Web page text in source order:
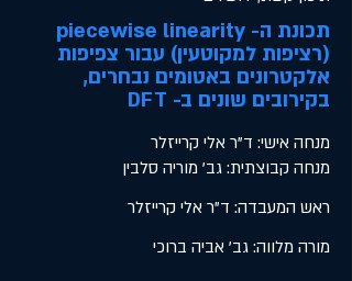
תכונת ה- piecewise linearity
(רציפות למקוטעין) עבור צפיפות
אלקטרונים באטומים נבחרים,
בקירובים שונים ב- DFT
מנחה אישי: ד"ר אלי קרייזלר
מנחה קבוצתית: גב' מוריה סלבין
ראש המעבדה: ד"ר אלי קרייזלר
מורה מלווה: גב' אביה ברוכי